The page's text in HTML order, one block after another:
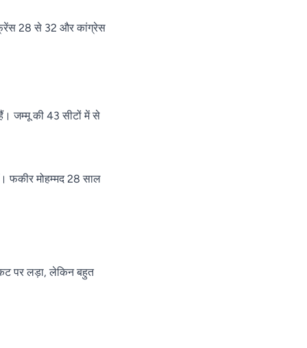
28 से 32 और कांग्रेस
जम्मू की 43 सीटों में से
फकीर मोहम्मद 28 साल
पर लड़ा, लेकिन बहुत